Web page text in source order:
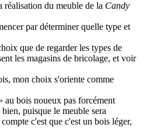
réalisation du meuble de la Candy
par déterminer quelle type et
que de regarder les types de
les magasins de bricolage, et voir
mon choix s'oriente comme
au bois noueux pas forcément
puisque le meuble sera
c'est que c'est un bois léger,